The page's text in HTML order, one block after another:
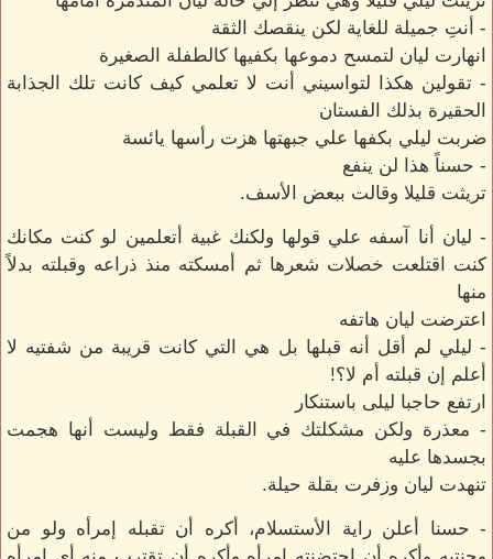
- أنتِ جميلة للغاية لكن ينقصك الثقة
انهارت ليان لتمسح دموعها بكفيها كالطفلة الصغيرة
- تقولين هكذا لتواسيني أنت لا تعلمي كيف كانت تلك الجذابة
الحقيرة بذلك الفستان
ضربت ليلي بكفها علي جبهتها هزت رأسها يائسة
- حسناً هذا لن ينفع
تريثت قليلا وقالت ببعض الأسف.
- ليان أنا آسفه علي قولها ولكنك غبية أتعلمين لو كنت مكانك
كنت اقتلعت خصلات شعرها ثم أمسكته منذ ذراعه وقبلته بدلاً
منها
اعترضت ليان هاتفه
- ليلي لم أقل أنه قبلها بل هي التي كانت قريبة من شفتيه لا
أعلم إن قبلته أم لا؟!
ارتفع حاجبا ليلى باستنكار
- معذرة ولكن مشكلتك في القبلة فقط وليست أنها هجمت
بجسدها عليه
تنهدت ليان وزفرت بقلة حيلة.
- حسنا أعلن راية الأستسلام، أكره أن تقبله إمرأه ولو من